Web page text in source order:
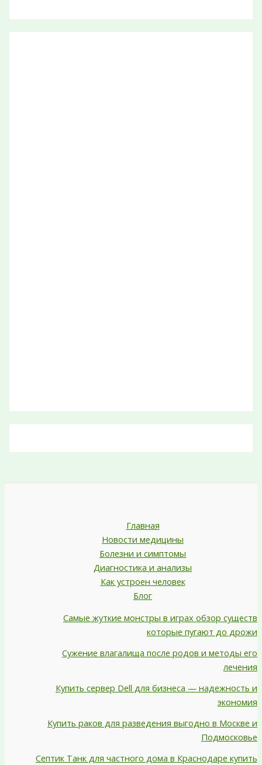
Главная
Новости медицины
Болезни и симптомы
Диагностика и анализы
Как устроен человек
Блог
Самые жуткие монстры в играх обзор существ
которые пугают до дрожи
Сужение влагалища после родов и методы его
лечения
Купить сервер Dell для бизнеса — надежность и
экономия
Купить раков для разведения выгодно в Москве и
Подмосковье
Септик Танк для частного дома в Краснодаре купить